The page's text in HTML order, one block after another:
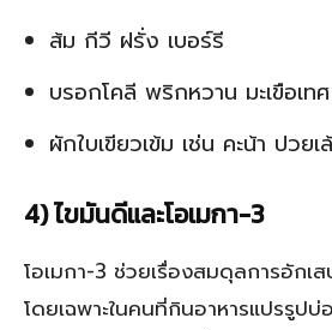
ส้ม กีวี ฝรั่ง เบอร์รี
บรอกโคลี พริกหวาน มะเขือเทศ
ผักใบเขียวเข้ม เช่น คะน้า ปวยเ
4) ไขมันดีและโอเมกา-3
โอเมกา-3 ช่วยเรื่องสมดุลการอักเ
โดยเฉพาะในคนที่กินอาหารแปรรู